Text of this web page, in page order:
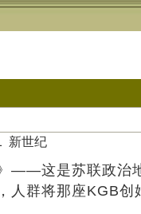
新世纪
——这是苏联政治
群将那座KGB